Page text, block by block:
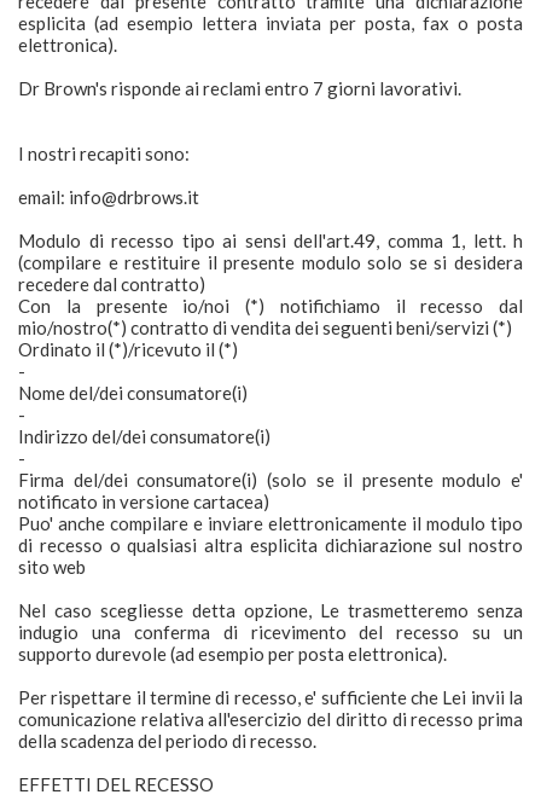
esplicita (ad esempio lettera inviata per posta, fax o posta
elettronica).
Dr Brown's risponde ai reclami entro 7 giorni lavorativi.
I nostri recapiti sono:
email: info@drbrows.it
Modulo di recesso tipo ai sensi dell'art.49, comma 1, lett. h
(compilare e restituire il presente modulo solo se si desidera
recedere dal contratto)
Con la presente io/noi (*) notifichiamo il recesso dal
mio/nostro(*) contratto di vendita dei seguenti beni/servizi (*)
Ordinato il (*)/ricevuto il (*)
-
Nome del/dei consumatore(i)
-
Indirizzo del/dei consumatore(i)
-
Firma del/dei consumatore(i) (solo se il presente modulo e'
notificato in versione cartacea)
Puo' anche compilare e inviare elettronicamente il modulo tipo
di recesso o qualsiasi altra esplicita dichiarazione sul nostro
sito web
Nel caso scegliesse detta opzione, Le trasmetteremo senza
indugio una conferma di ricevimento del recesso su un
supporto durevole (ad esempio per posta elettronica).
Per rispettare il termine di recesso, e' sufficiente che Lei invii la
comunicazione relativa all'esercizio del diritto di recesso prima
della scadenza del periodo di recesso.
EFFETTI DEL RECESSO